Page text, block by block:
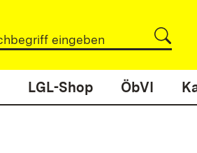
LGL-Shop ÖbVI